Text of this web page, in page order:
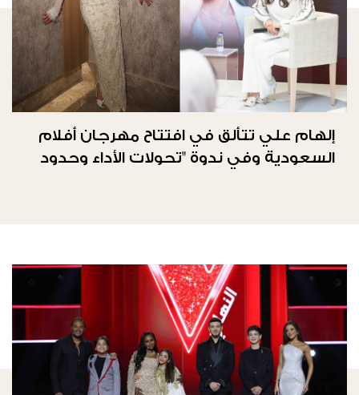
إلهام علي تتألق في افتتاح مهرجان أفلام
السعودية وفي ندوة "تحولات الأداء وحدود